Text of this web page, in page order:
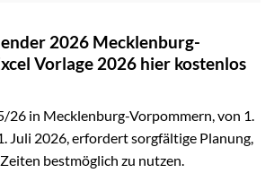
2026 Mecklenburg-
Vorlage 2026 hier kostenlos
26 in Mecklenburg-Vorpommern, von 1.
Juli 2026, erfordert sorgfältige Planung,
bestmöglich zu nutzen.